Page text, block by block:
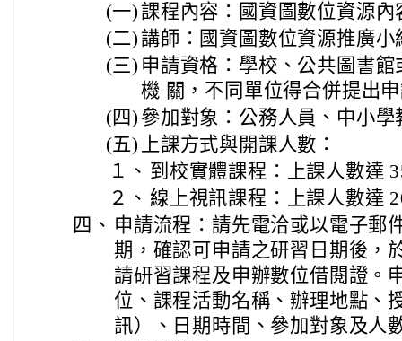
(一)課程內容：國資圖數位資源
(二)講師：國資圖數位資源推廣小
(三) 申請資格：學校、公共圖書
機 關，不同單位得合併提出
(四) 參加對象：公務人員、中小
(五) 上課方式與開課人數：
１、 到校實體課程：上課人數達
２、 線上視訊課程：上課人數達
四、 申請流程：請先電洽或以電子郵
期，確認可申請之研習日期後，
請研習課程及申辦數位借閱證。
位、課程活動名稱、辦理地點、
訊）、日期時間、參加對象及人